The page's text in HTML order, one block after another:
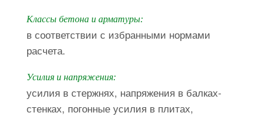
Классы бетона и арматуры:
в соответствии с избранными нормами
расчета.
Усилия и напряжения:
усилия в стержнях, напряжения в балках-
стенках, погонные усилия в плитах,